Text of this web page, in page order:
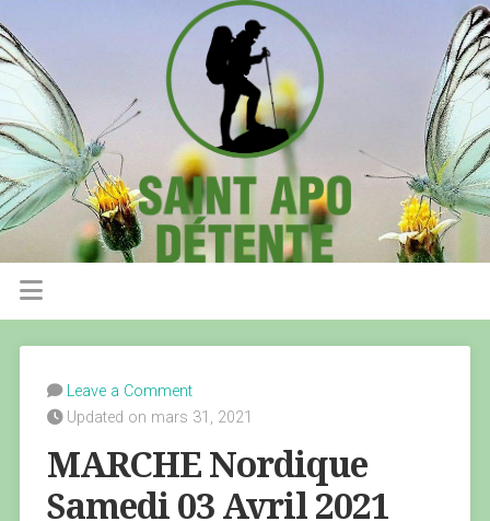
Leave a Comment
Updated on mars 31, 2021
MARCHE Nordique
Samedi 03 Avril 2021